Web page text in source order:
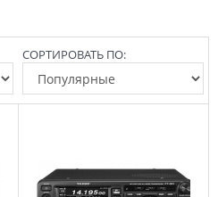
СОРТИРОВАТЬ ПО: